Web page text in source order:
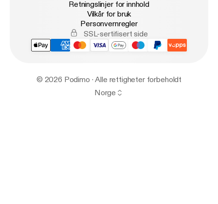
Retningslinjer for innhold
Vilkår for bruk
Personvernregler
SSL-sertifisert side
© 2026 Podimo · Alle rettigheter forbeholdt
Norge